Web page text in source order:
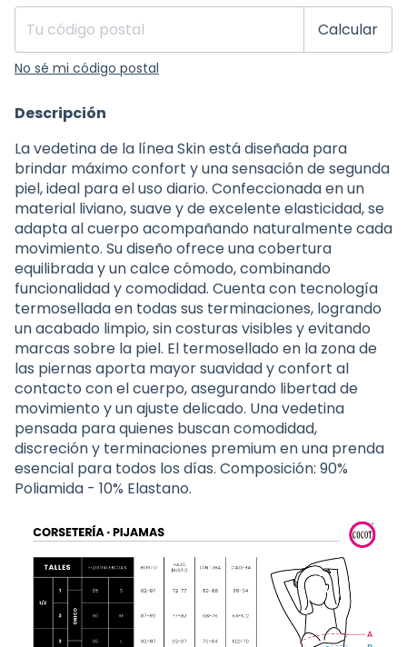
Calcular
No sé mi código postal
Descripción
La vedetina de la línea Skin está diseñada para
brindar máximo confort y una sensación de segunda
piel, ideal para el uso diario. Confeccionada en un
material liviano, suave y de excelente elasticidad, se
adapta al cuerpo acompañando naturalmente cada
movimiento. Su diseño ofrece una cobertura
equilibrada y un calce cómodo, combinando
funcionalidad y comodidad. Cuenta con tecnología
termosellada en todas sus terminaciones, logrando
un acabado limpio, sin costuras visibles y evitando
marcas sobre la piel. El termosellado en la zona de
las piernas aporta mayor suavidad y confort al
contacto con el cuerpo, asegurando libertad de
movimiento y un ajuste delicado. Una vedetina
pensada para quienes buscan comodidad,
discreción y terminaciones premium en una prenda
esencial para todos los días. Composición: 90%
Poliamida - 10% Elastano.